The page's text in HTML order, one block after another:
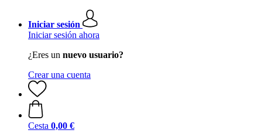
Iniciar sesión
Iniciar sesión ahora
¿Eres un nuevo usuario?
Crear una cuenta
Cesta 0,00 €